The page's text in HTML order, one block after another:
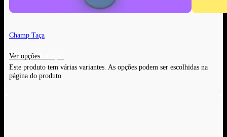
Champ Taça
Ver opções
Este produto tem várias variantes. As opções podem ser escolhidas na
página do produto